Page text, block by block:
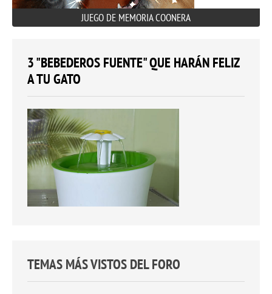
JUEGO DE MEMORIA COONERA
3 "BEBEDEROS FUENTE" QUE HARÁN FELIZ
A TU GATO
TEMAS MÁS VISTOS DEL FORO